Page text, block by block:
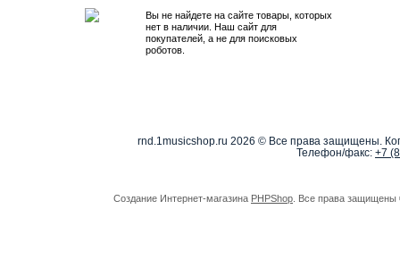
Вы не найдете на сайте товары, которых
нет в наличии. Наш сайт для
покупателей, а не для поисковых
роботов.
rnd.1musicshop.ru 2026 © Все права защищены.
Телефон/факс: +7
Создание Интернет-магазина PHPShop . Все права защищены